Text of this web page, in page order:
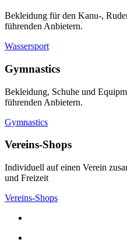
Bekleidung für den Kanu-,
führenden Anbietern.
Wassersport
Gymnastics
Bekleidung, Schuhe und
führenden Anbietern.
Gymnastics
Vereins-Shops
Individuell auf einen Verein
und Freizeit
Vereins-Shops